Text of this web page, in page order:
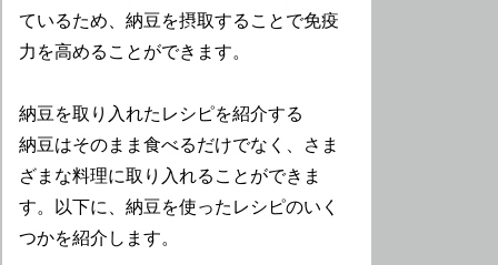
ているため、納豆を摂取することで免疫
力を高めることができます。
納豆を取り入れたレシピを紹介する
納豆はそのまま食べるだけでなく、さま
ざまな料理に取り入れることができま
す。以下に、納豆を使ったレシピのいく
つかを紹介します。